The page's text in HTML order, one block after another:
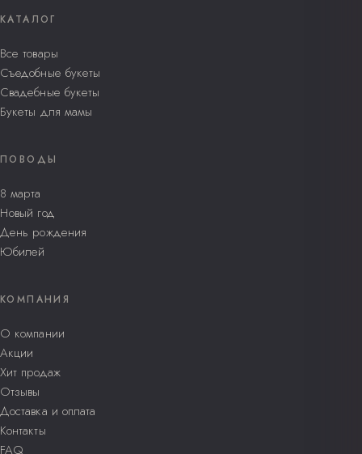
КАТАЛОГ
Все товары
Съедобные букеты
Свадебные букеты
Букеты для мамы
ПОВОДЫ
8 марта
Новый год
День рождения
Юбилей
КОМПАНИЯ
О компании
Акции
Хит продаж
Отзывы
Доставка и оплата
Контакты
FAQ